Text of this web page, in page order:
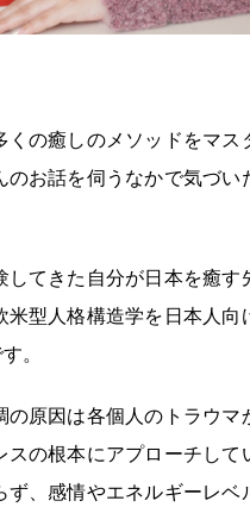
の癒しのメソッドをマス
お話を伺うなかで気づ
てきた自分が日本を癒す
型人格構造学を日本人向
。
原因は各個人のトラウ
の根本にアプローチして
、感情やエネルギーレベ